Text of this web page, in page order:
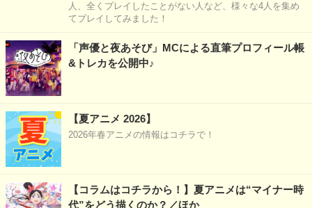
人、全くプレイしたことがない人など、様々な4人を集め
てプレイしてみました！
「声優と夜あそび」MCによる直筆プロフィール帳
&トレカを公開中♪
【夏アニメ 2026】
2026年春アニメの情報はコチラで！
【コラムはコチラから！】夏アニメは“マイナー時
代”をどう描くのか？／ほか